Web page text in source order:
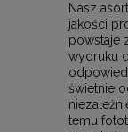
Nasz
jakości
powstaje
wydruku
świetnie
temu